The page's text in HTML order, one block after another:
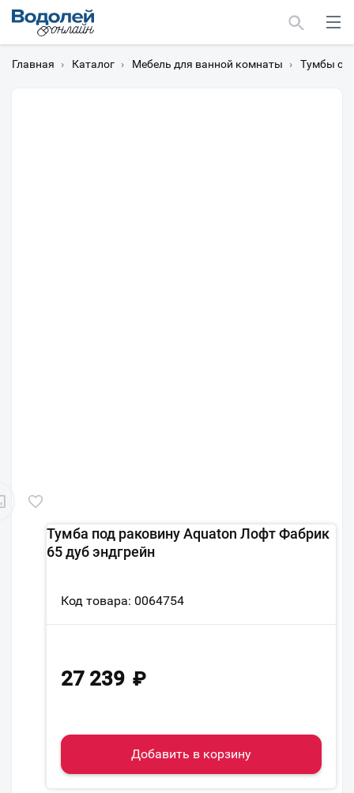
Главная › Каталог › Мебель для ванной комнаты › Тумбы с
Тумба под раковину Aquaton Лофт Фабрик
65 дуб эндгрейн
Код товара: 0064754
27 239 ₽
Добавить в корзину